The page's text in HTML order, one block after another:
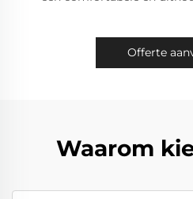
Offerte
Waarom